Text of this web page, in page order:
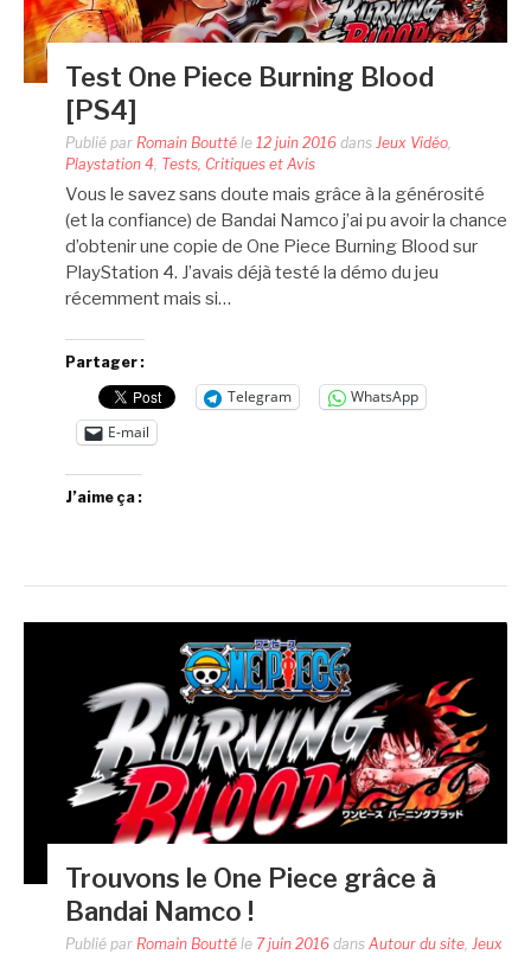
Test One Piece Burning Blood
[PS4]
Publié par Romain Boutté le 12 juin 2016 dans Jeux Vidéo,
Playstation 4, Tests, Critiques et Avis
Vous le savez sans doute mais grâce à la générosité
(et la confiance) de Bandai Namco j’ai pu avoir la chance
d’obtenir une copie de One Piece Burning Blood sur
PlayStation 4. J’avais déjà testé la démo du jeu
récemment mais si…
Partager :
Telegram
WhatsApp
E-mail
J’aime ça :
Trouvons le One Piece grâce à
Bandai Namco !
Publié par Romain Boutté le 7 juin 2016 dans Autour du site Jeux